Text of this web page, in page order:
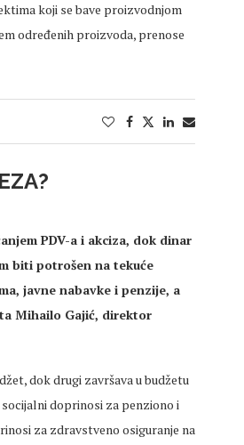
koji se bave proizvodnjom
određenih proizvoda, prenose
PDV-a i akciza, dok dinar
biti potrošen na tekuće
javne nabavke i penzije, a
Mihailo Gajić, direktor
dok drugi završava u budžetu
doprinosi za penziono i
za zdravstveno osiguranje na